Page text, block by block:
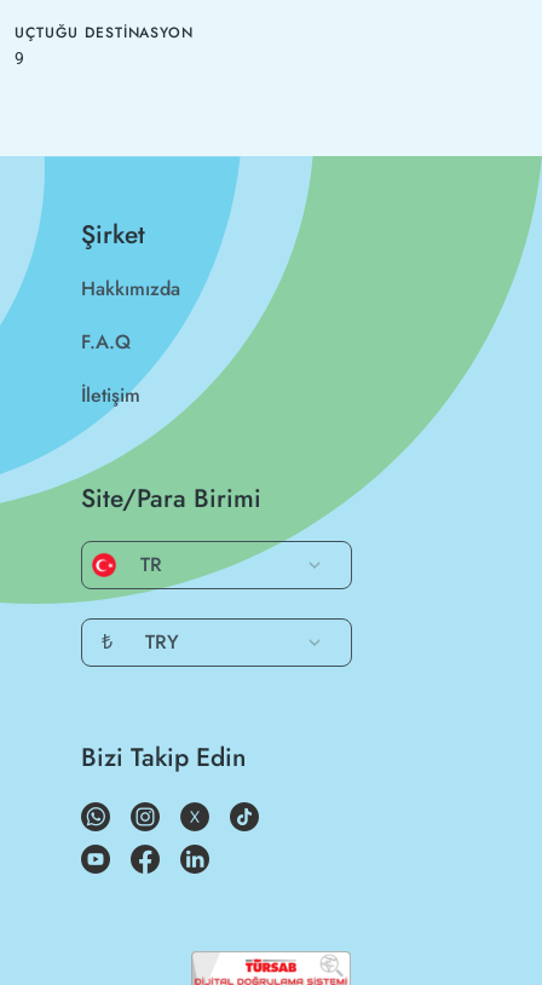
UÇTUĞU DESTINASYON
9
Şirket
Hakkımızda
F.A.Q
İletişim
Site/Para Birimi
TR
₺ TRY
Bizi Takip Edin